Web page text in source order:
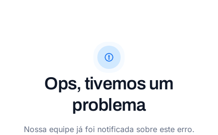
Ops, tivemos um
problema
Nossa equipe já foi notificada sobre este erro.